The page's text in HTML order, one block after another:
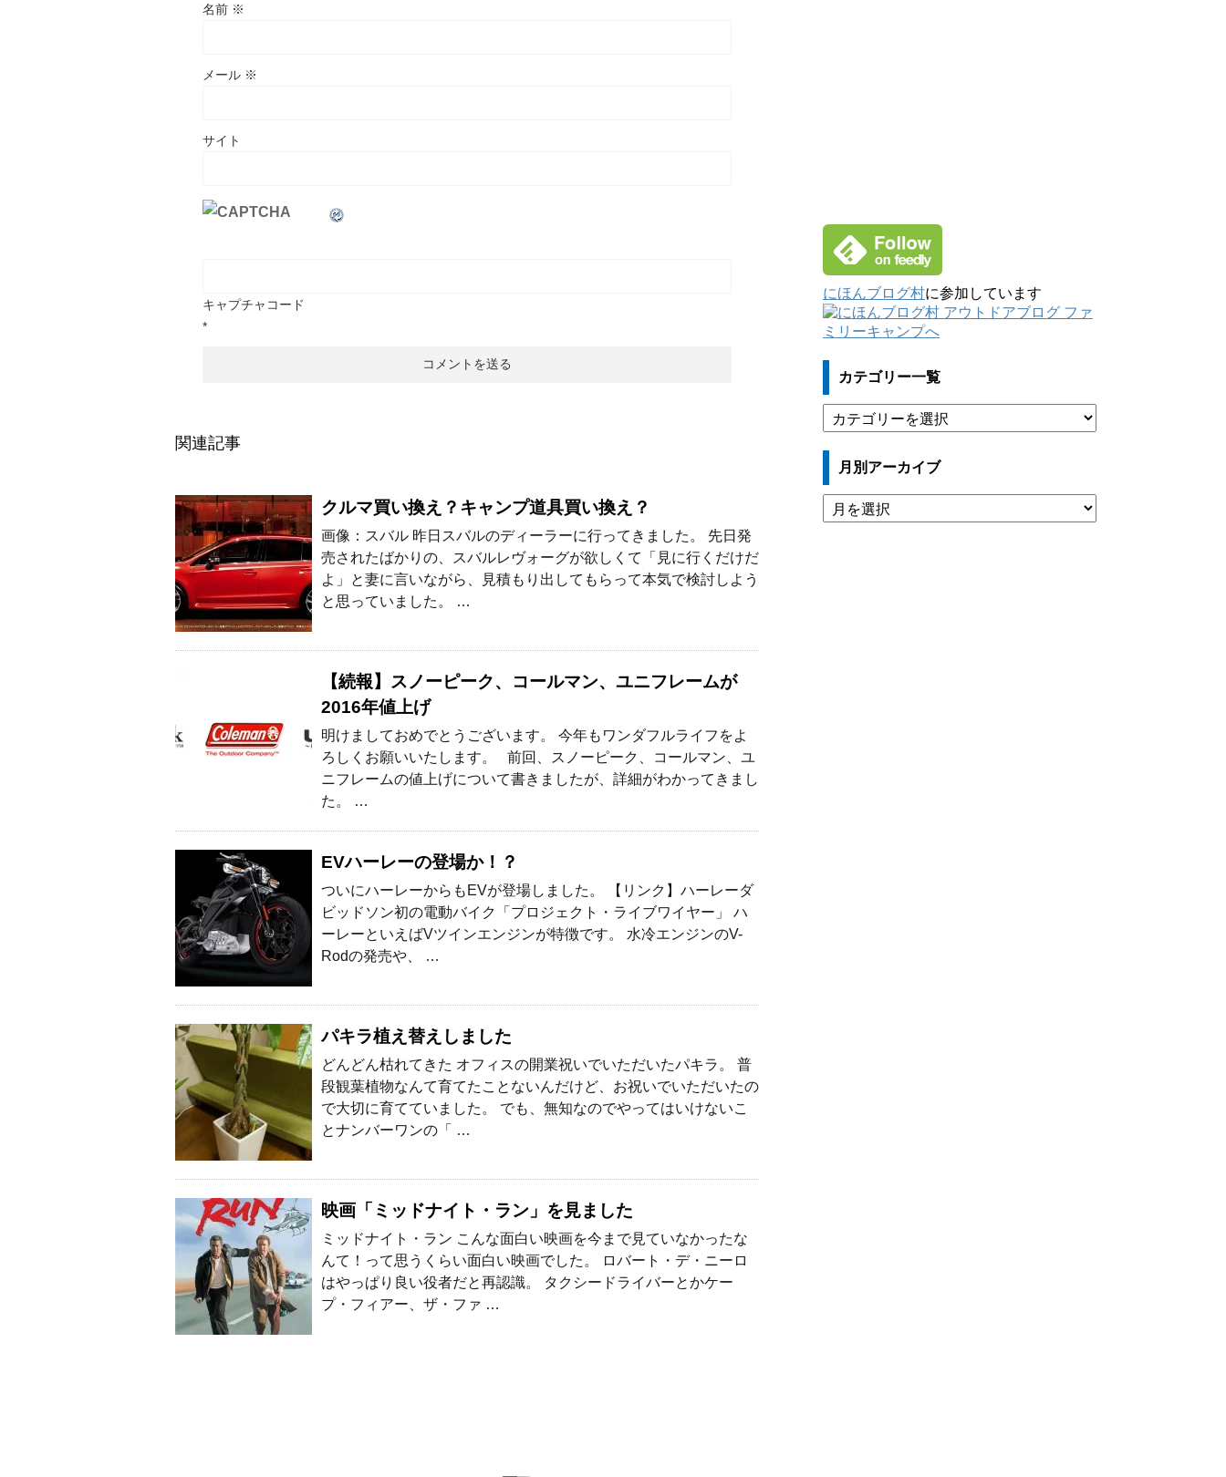
名前 ※
メール ※
サイト
キャプチャコード
*
関連記事
クルマ買い換え？キャンプ道具買い換え？
画像：スバル 昨日スバルのディーラーに行ってきました。 先日発
売されたばかりの、スバルレヴォーグが欲しくて「見に行くだけだ
よ」と妻に言いながら、見積もり出してもらって本気で検討しよう
と思っていました。 …
【続報】スノーピーク、コールマン、ユニフレームが
2016年値上げ
明けましておめでとうございます。 今年もワンダフルライフをよ
ろしくお願いいたします。 前回、スノーピーク、コールマン、ユ
ニフレームの値上げについて書きましたが、詳細がわかってきまし
た。 …
EVハーレーの登場か！？
ついにハーレーからもEVが登場しました。 【リンク】ハーレーダ
ビッドソン初の電動バイク「プロジェクト・ライブワイヤー」 ハ
ーレーといえばVツインエンジンが特徴です。 水冷エンジンのV-
Rodの発売や、 …
パキラ植え替えしました
どんどん枯れてきた オフィスの開業祝いでいただいたパキラ。 普
段観葉植物なんて育てたことないんだけど、お祝いでいただいたの
で大切に育てていました。 でも、無知なのでやってはいけないこ
とナンバーワンの「 …
映画「ミッドナイト・ラン」を見ました
ミッドナイト・ラン こんな面白い映画を今まで見ていなかったな
んて！って思うくらい面白い映画でした。 ロバート・デ・ニーロ
はやっぱり良い役者だと再認識。 タクシードライバーとかケー
プ・フィアー、ザ・ファ …
にほんブログ村に参加しています
カテゴリー一覧
テ
ゴ
ー
一
覧
月別アーカイブ
月
別